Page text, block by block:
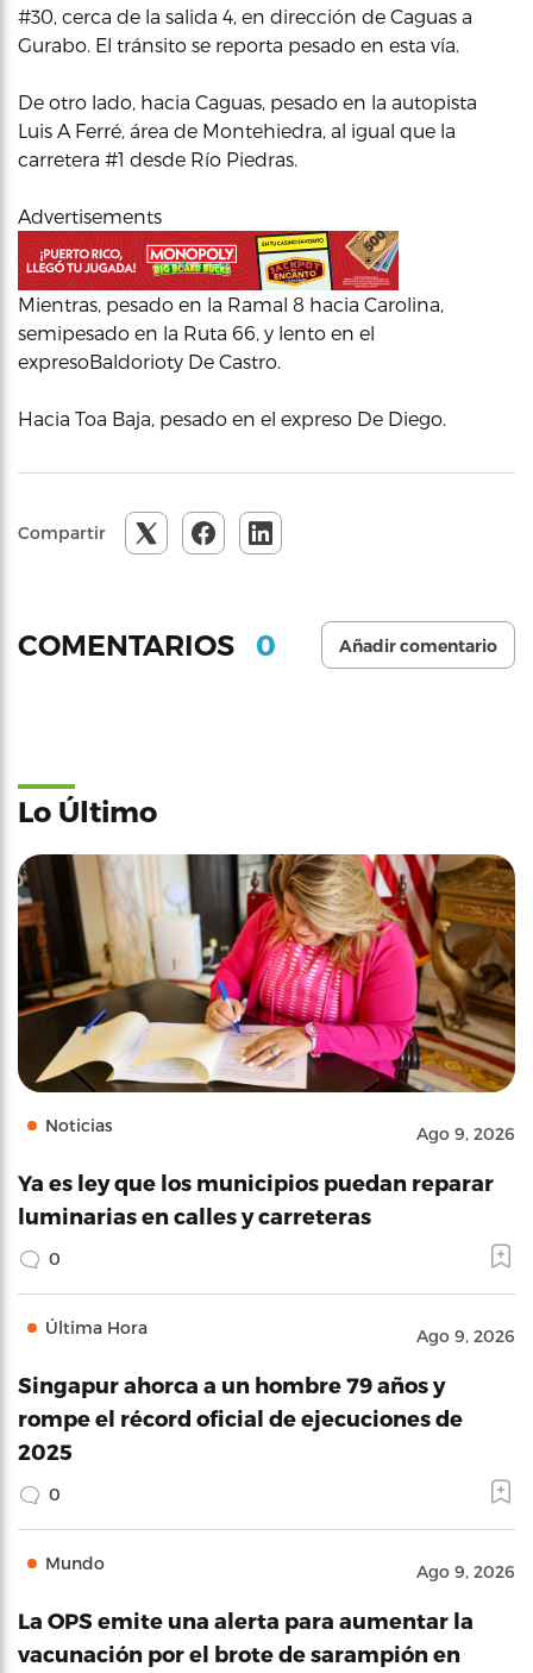
#30, cerca de la salida 4, en dirección de Caguas a
Gurabo. El tránsito se reporta pesado en esta vía.
De otro lado, hacia Caguas, pesado en la autopista
Luis A Ferré, área de Montehiedra, al igual que la
carretera #1 desde Río Piedras.
Advertisements
Mientras, pesado en la Ramal 8 hacia Carolina,
semipesado en la Ruta 66, y lento en el
expresoBaldorioty De Castro.
Hacia Toa Baja, pesado en el expreso De Diego.
Compartir
COMENTARIOS 0 Añadir comentario
Lo Último
Noticias Ago 9, 2026
Ya es ley que los municipios puedan reparar
luminarias en calles y carreteras
0
Última Hora Ago 9, 2026
Singapur ahorca a un hombre 79 años y
rompe el récord oficial de ejecuciones de
2025
0
Mundo Ago 9, 2026
La OPS emite una alerta para aumentar la
vacunación por el brote de sarampión en